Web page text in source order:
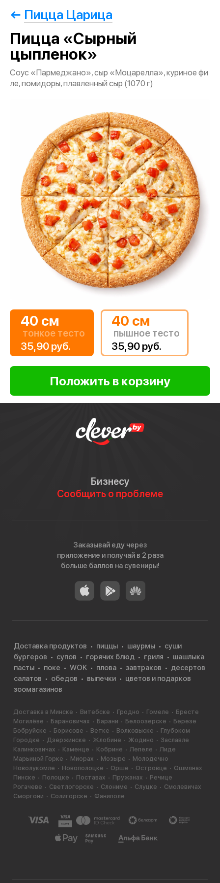
Пицца Царица
Пицца «Сырный
цыпленок»
Соус «Пармеджано», сыр «Моцарелла», куриное фи
ле, помидоры, плавленный сыр (1070 г)
40 см
тонкое тесто
35,90 руб.
40 см
пышное тесто
35,90 руб.
Бизнесу
Сообщить о проблеме
Заказывай еду через
приложение и получай в 2 раза
больше баллов на сувениры!
Доставка продуктов пиццы шаурмы
суши
бургеров
супов горячих блюд гриля
шашлыка
пасты
поке WOK плова завтраков
десертов
салатов
обедов выпечки
цветов и подарков
зоомагазинов
Доставка в Минске Витебске Гродно Гомеле
Бресте
Могилёве
Барановичах Барани Белоозерске
Березе
Бобруйске
Борисове Ветке Волковыске
Глубоком
Городке
Дзержинске Жлобине Жодино
Заславле
Калинковичах
Каменце Кобрине Лепеле
Лиде
Марьиной Горке
Миорах Мозыре
Молодечно
Новолукомле
Новополоцке Орше Островце
Ошмянах
Пинске
Полоцке Поставах Пружанах
Речице
Рогачеве
Светлогорске Слониме Слуцке
Смолевичах
Сморгони
Солигорске Фаниполе